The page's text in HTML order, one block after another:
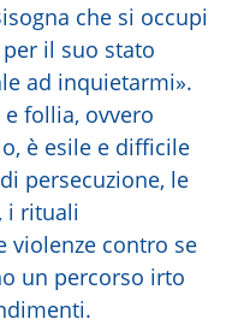
che si occupi
il suo stato
ad inquietarmi».
follia, ovvero
è esile e difficile
persecuzione, le
i rituali
violenze contro se
un percorso irto